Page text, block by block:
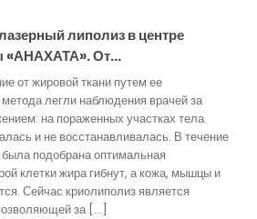
липолиз в центре
«АНАХАТА». От…
от жировой ткани путем ее
легли наблюдения врачей за
на пораженных участках тела
и не восстанавливалась. В течение
подобрана оптимальная
клетки жира гибнут, а кожа, мышцы и
Сейчас криолиполиз является
за […]